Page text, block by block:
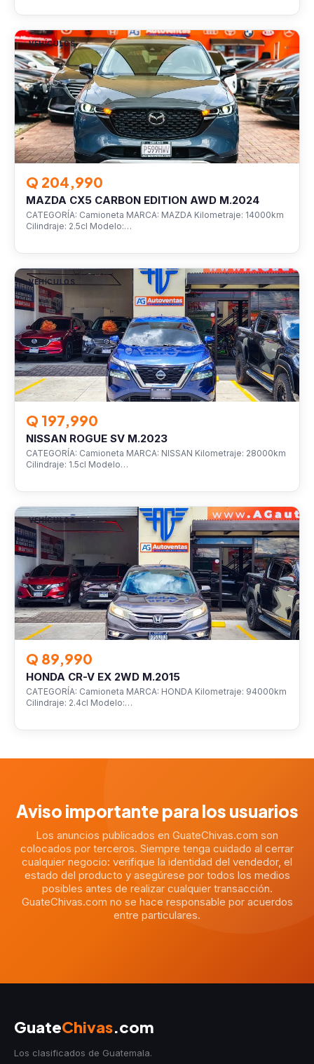
VEHÍCULOS
Q 204,990
MAZDA CX5 CARBON EDITION AWD M.2024
CATEGORÍA: Camioneta MARCA: MAZDA Kilometraje: 14000km
Cilindraje: 2.5cl Modelo:…
VEHÍCULOS
Q 197,990
NISSAN ROGUE SV M.2023
CATEGORÍA: Camioneta MARCA: NISSAN Kilometraje: 28000km
Cilindraje: 1.5cl Modelo…
VEHÍCULOS
Q 89,990
HONDA CR-V EX 2WD M.2015
CATEGORÍA: Camioneta MARCA: HONDA Kilometraje: 94000km
Cilindraje: 2.4cl Modelo:…
Aviso importante para los usuarios
Los anuncios publicados en GuateChivas.com son
colocados por terceros. Siempre tenga cuidado al cerrar
cualquier negocio: verifique la identidad del vendedor, el
estado del producto y asegúrese por todos los medios
posibles antes de realizar cualquier transacción.
GuateChivas.com no se hace responsable por acuerdos
entre particulares.
GuateChivas.com
Los clasificados de Guatemala.